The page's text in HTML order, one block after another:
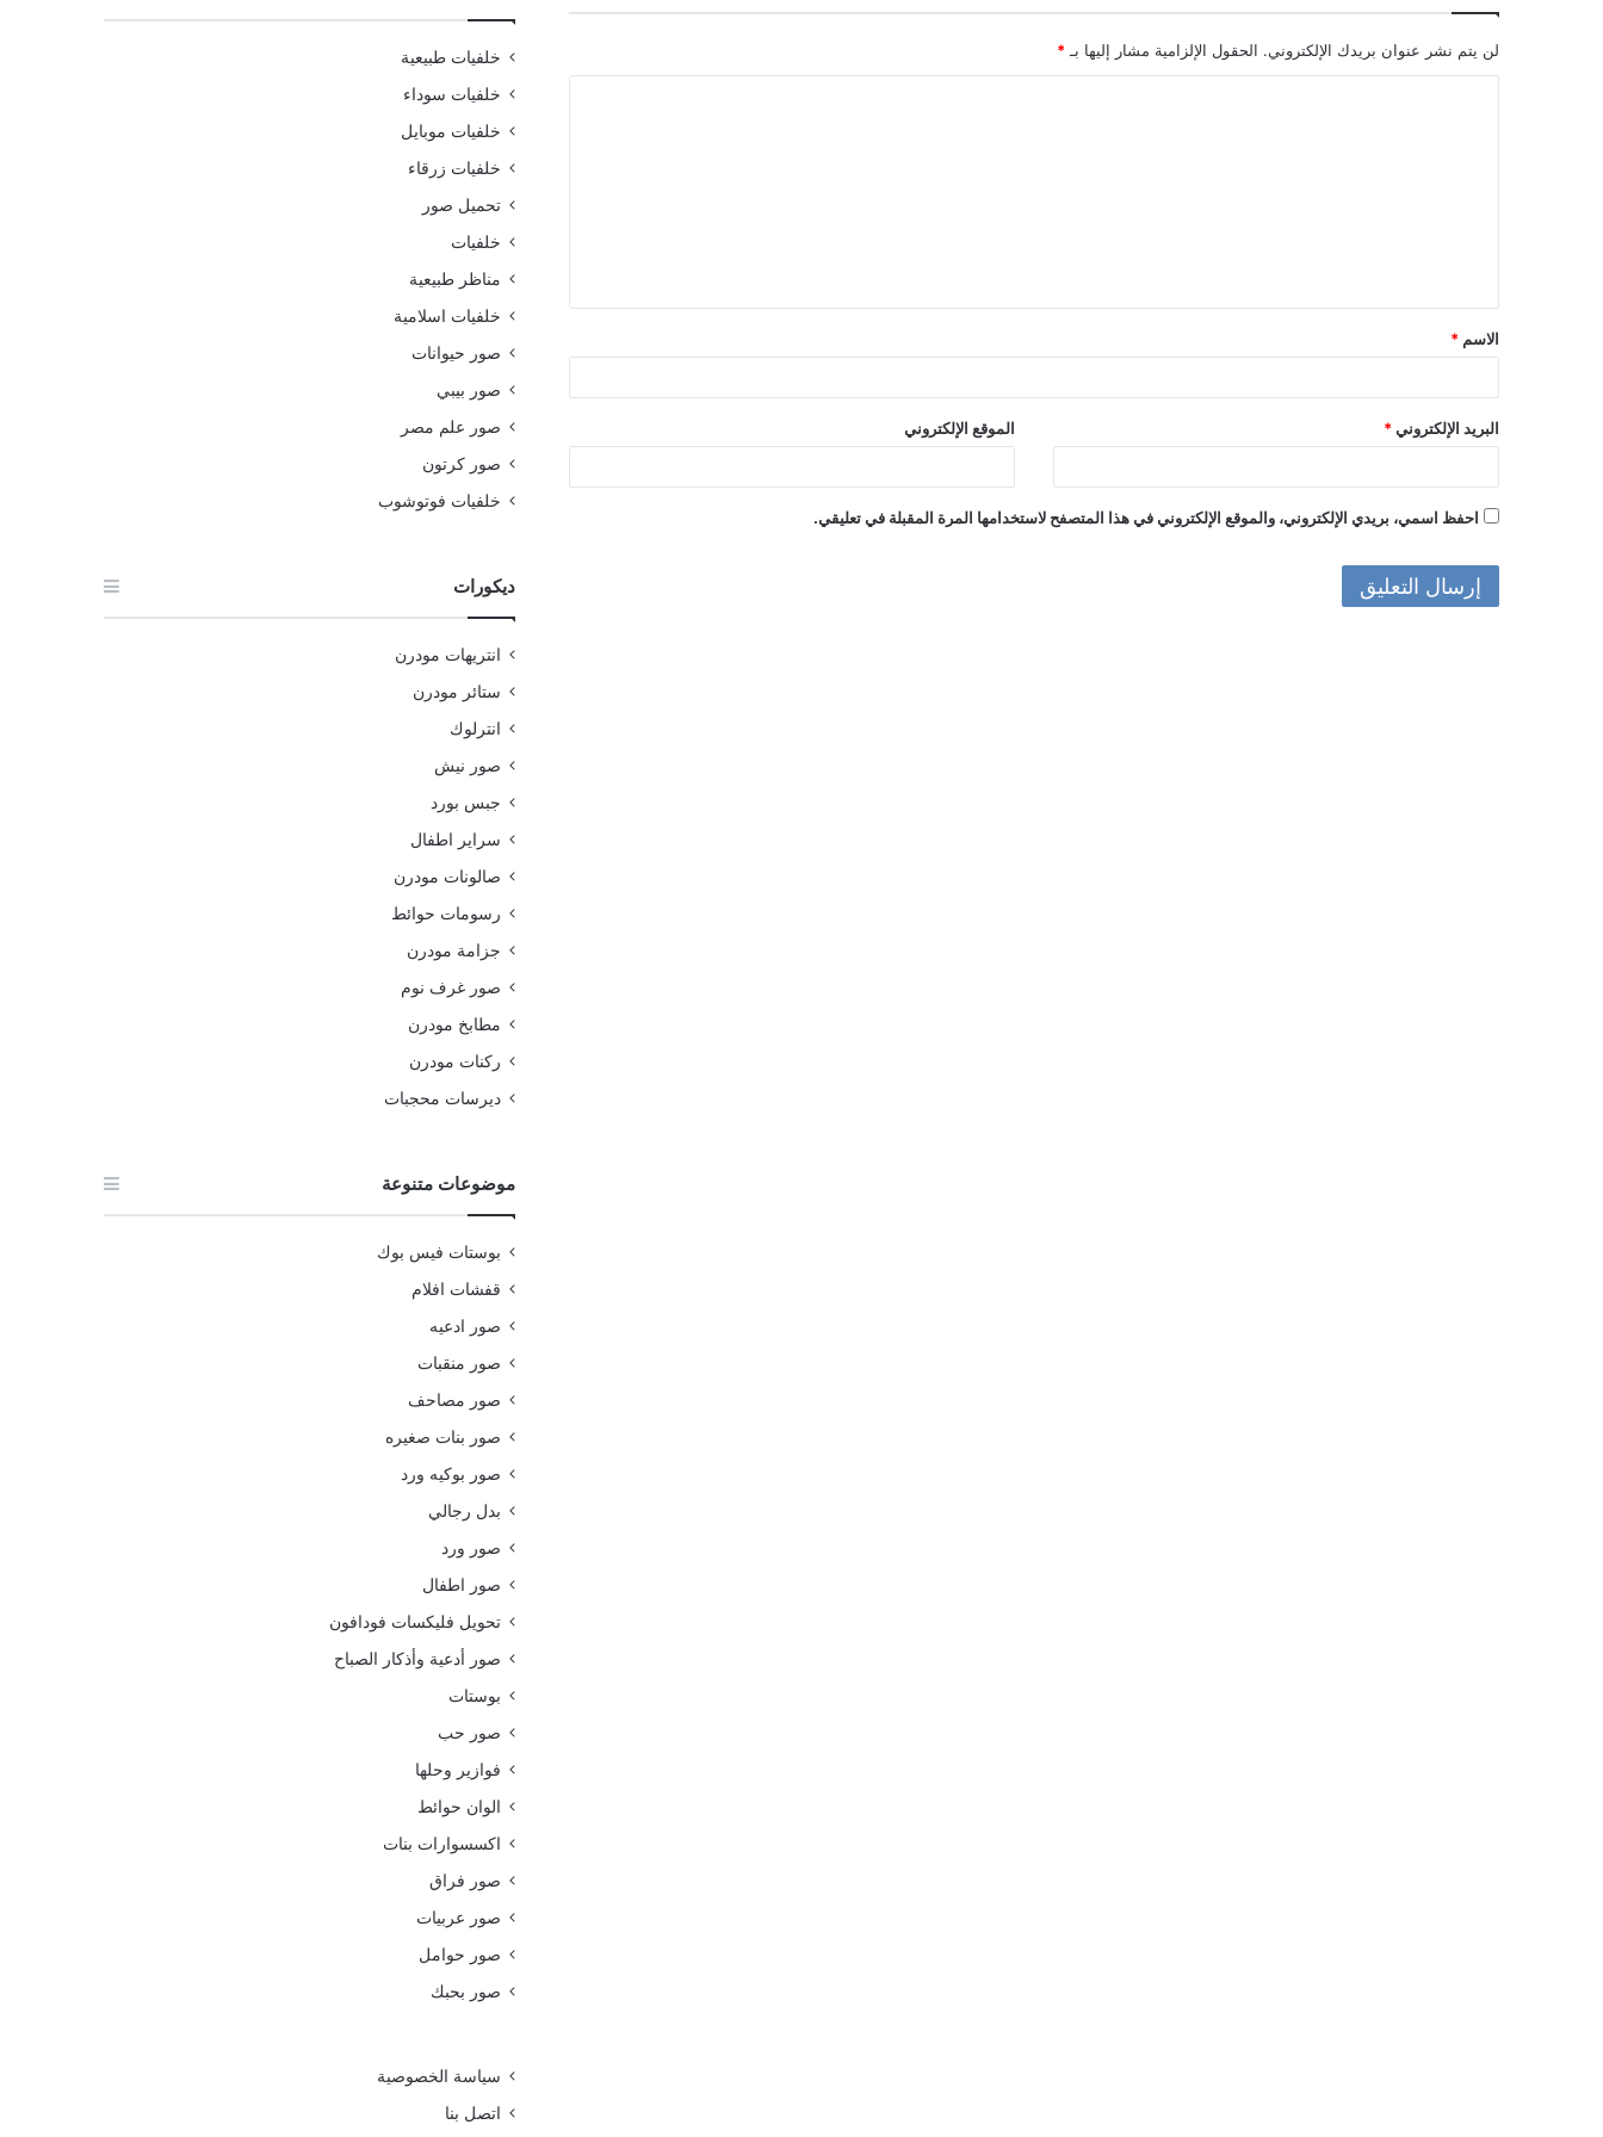
لن يتم نشر عنوان بريدك الإلكتروني. الحقول الإلزامية مشار إليها بـ *
ق
*
الاسم *
البريد الإلكتروني * الموقع الإلكتروني
احفظ اسمي، بريدي الإلكتروني، والموقع الإلكتروني في هذا المتصفح لاستخدامها المرة المقبلة في تعليقي.
خلفيات طبيعية
خلفيات سوداء
خلفيات موبايل
خلفيات زرقاء
تحميل صور
خلفيات
مناظر طبيعية
خلفيات اسلامية
صور حيوانات
صور بيبي
صور علم مصر
صور كرتون
خلفيات فوتوشوب
ديكورات
انتريهات مودرن
ستائر مودرن
انترلوك
صور نيش
جبس بورد
سراير اطفال
صالونات مودرن
رسومات حوائط
جزامة مودرن
صور غرف نوم
مطابخ مودرن
ركنات مودرن
ديرسات محجبات
موضوعات متنوعة
بوستات فيس بوك
قفشات افلام
صور ادعيه
صور منقبات
صور مصاحف
صور بنات صغيره
صور بوكيه ورد
بدل رجالي
صور ورد
صور اطفال
تحويل فليكسات فودافون
صور أدعية وأذكار الصباح
بوستات
صور حب
فوازير وحلها
الوان حوائط
اكسسوارات بنات
صور فراق
صور عربيات
صور حوامل
صور بحبك
سياسة الخصوصية
اتصل بنا